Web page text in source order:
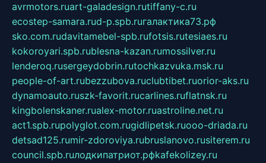
avrmotors.ruart-galadesign.rutiffany-c.ru
ecostep-samara.rud-p.spb.ruгалактика73.рф
sko.com.rudavitamebel-spb.rufotsis.rutesiaes.ru
kokoroyari.spb.rublesna-kazan.rumossilver.ru
lenderoq.rusergeydobrin.rutochkazvuka.msk.ru
people-of-art.rubezzubova.ruclubtibet.ruorior-aks.ru
dynamoauto.ruszk-favorit.rucarlines.ruflatnsk.ru
kingbolenskaner.rualex-motor.ruastroline.net.ru
act1.spb.rupolyglot.com.rugidlipetsk.ruooo-driada.ru
detsad125.rumir-zdoroviya.rubruslanovo.rusiterem.ru
council.spb.ruлодкипатриот.рфkafekolizey.ru